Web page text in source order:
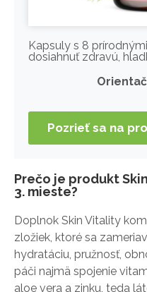
Kapsuly s 8
dosiahnuť zdravú,
Pozrieť sa na
Prečo je produkt
3. mieste?
Doplnok Skin Vitality
zložiek, ktoré sa
hydratáciu, pružnosť,
páči najmä spojenie
aloe vera a zinku, teda